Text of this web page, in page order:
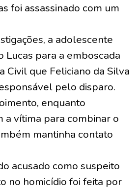
foi assassinado com um
a adolescente
Lucas para a emboscada
Civil que Feliciano da Silva
pelo disparo.
enquanto
a vítima para combinar o
mantinha contato
acusado como suspeito
no homicídio foi feita por